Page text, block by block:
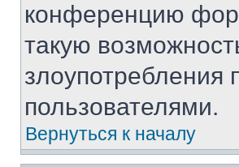
конференцию
такую
пользователями.
Вернуться к началу